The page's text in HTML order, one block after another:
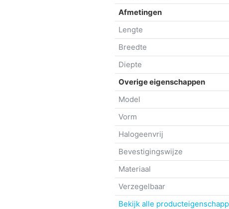
Afmetingen
Lengte
Breedte
Diepte
Overige eigenschappen
Model
Vorm
Halogeenvrij
Bevestigingswijze
Materiaal
Verzegelbaar
Bekijk alle